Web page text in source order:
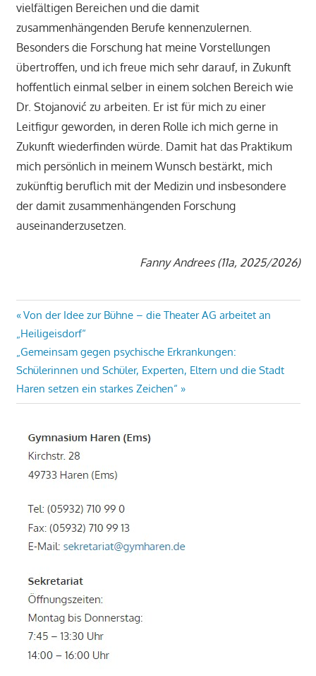
vielfältigen Bereichen und die damit
zusammenhängenden Berufe kennenzulernen.
Besonders die Forschung hat meine Vorstellungen
übertroffen, und ich freue mich sehr darauf, in Zukunft
hoffentlich einmal selber in einem solchen Bereich wie
Dr. Stojanović zu arbeiten. Er ist für mich zu einer
Leitfigur geworden, in deren Rolle ich mich gerne in
Zukunft wiederfinden würde. Damit hat das Praktikum
mich persönlich in meinem Wunsch bestärkt, mich
zukünftig beruflich mit der Medizin und insbesondere
der damit zusammenhängenden Forschung
auseinanderzusetzen.
Fanny Andrees (11a, 2025/2026)
Beitragsnavigation
Vorheriger
Beitrag:
Von der Idee zur Bühne – die Theater AG arbeitet an
„Heiligeisdorf“
Nächster
Beitrag:
„Gemeinsam gegen psychische Erkrankungen:
Schülerinnen und Schüler, Experten, Eltern und die Stadt
Haren setzen ein starkes Zeichen“